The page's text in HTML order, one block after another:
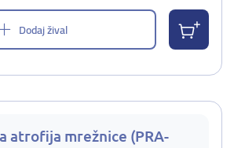
Dodaj žival
atrofija mrežnice (PRA-